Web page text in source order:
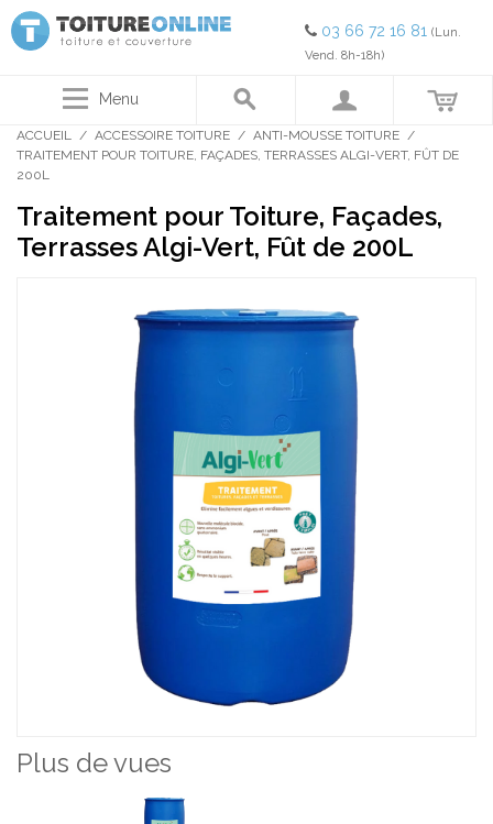
03 66 72 16 81 (Lun.
Vend. 8h-18h)
Menu
ACCUEIL / ACCESSOIRE TOITURE / ANTI-MOUSSE TOITURE /
TRAITEMENT POUR TOITURE, FAÇADES, TERRASSES ALGI-VERT, FÛT DE
200L
Traitement pour Toiture, Façades,
Terrasses Algi-Vert, Fût de 200L
Plus de vues